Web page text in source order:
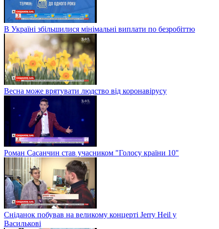
В Україні збільшилися мінімальні виплати по безробіттю
Весна може врятувати людство від коронавірусу
Роман Сасанчин став учасником "Голосу країни 10"
Сніданок побував на великому концерті Jerry Heil у
Василькові